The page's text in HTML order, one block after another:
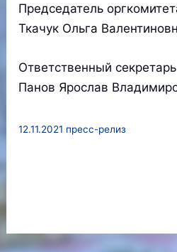
Председатель
Ткачук Ольга
Ответственный
Панов Ярослав
12.11.2021 пресс-релиз